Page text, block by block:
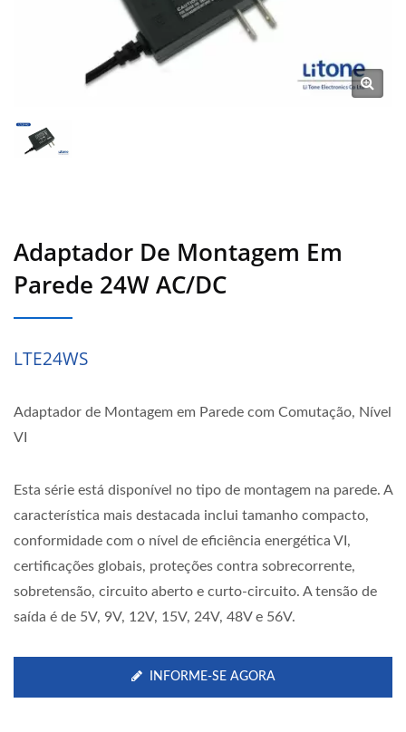
Adaptador De Montagem Em
Parede 24W AC/DC
LTE24WS
Adaptador de Montagem em Parede com Comutação, Nível
VI
Esta série está disponível no tipo de montagem na parede. A
característica mais destacada inclui tamanho compacto,
conformidade com o nível de eficiência energética VI,
certificações globais, proteções contra sobrecorrente,
sobretensão, circuito aberto e curto-circuito. A tensão de
saída é de 5V, 9V, 12V, 15V, 24V, 48V e 56V.
INFORME-SE AGORA